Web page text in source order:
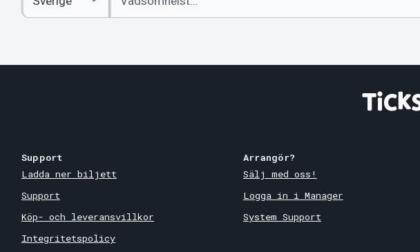
sökord
Country
Support
Ladda ner biljett
Support
Köp- och leveransvillkor
Integritetspolicy
Arrangör?
Sälj med oss!
Logga in i Manager
System Support